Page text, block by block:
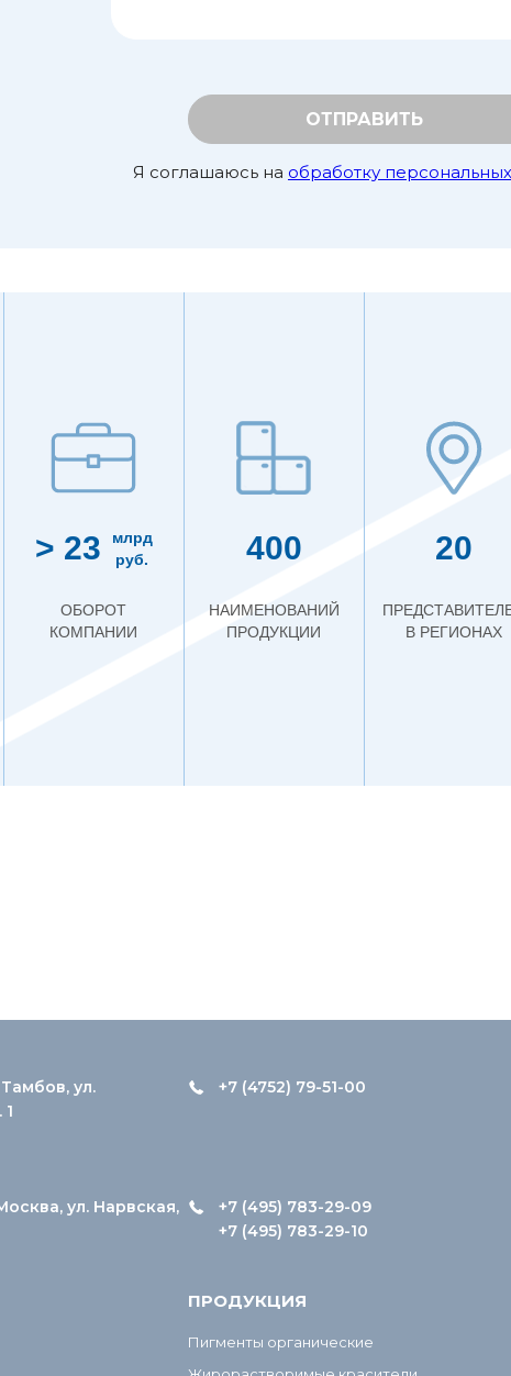
ОТПРАВИТЬ
Я соглашаюсь на обработку
> 23
млрд
руб.
ОБОРОТ
КОМПАНИИ
400
НАИМЕНОВАНИЙ
ПРОДУКЦИИ
20
В РЕГИОНАХ
ул.
+7 (4752) 79-51-00
ул. Нарвская,
+7 (495) 783-29-09
+7 (495) 783-29-10
ПРОДУКЦИЯ
Пигменты органические